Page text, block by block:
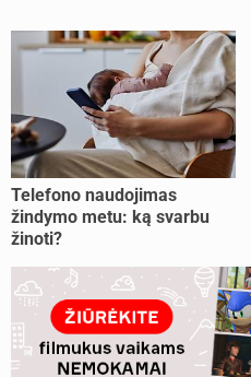
Telefono naudojimas
žindymo metu: ką svarbu
žinoti?